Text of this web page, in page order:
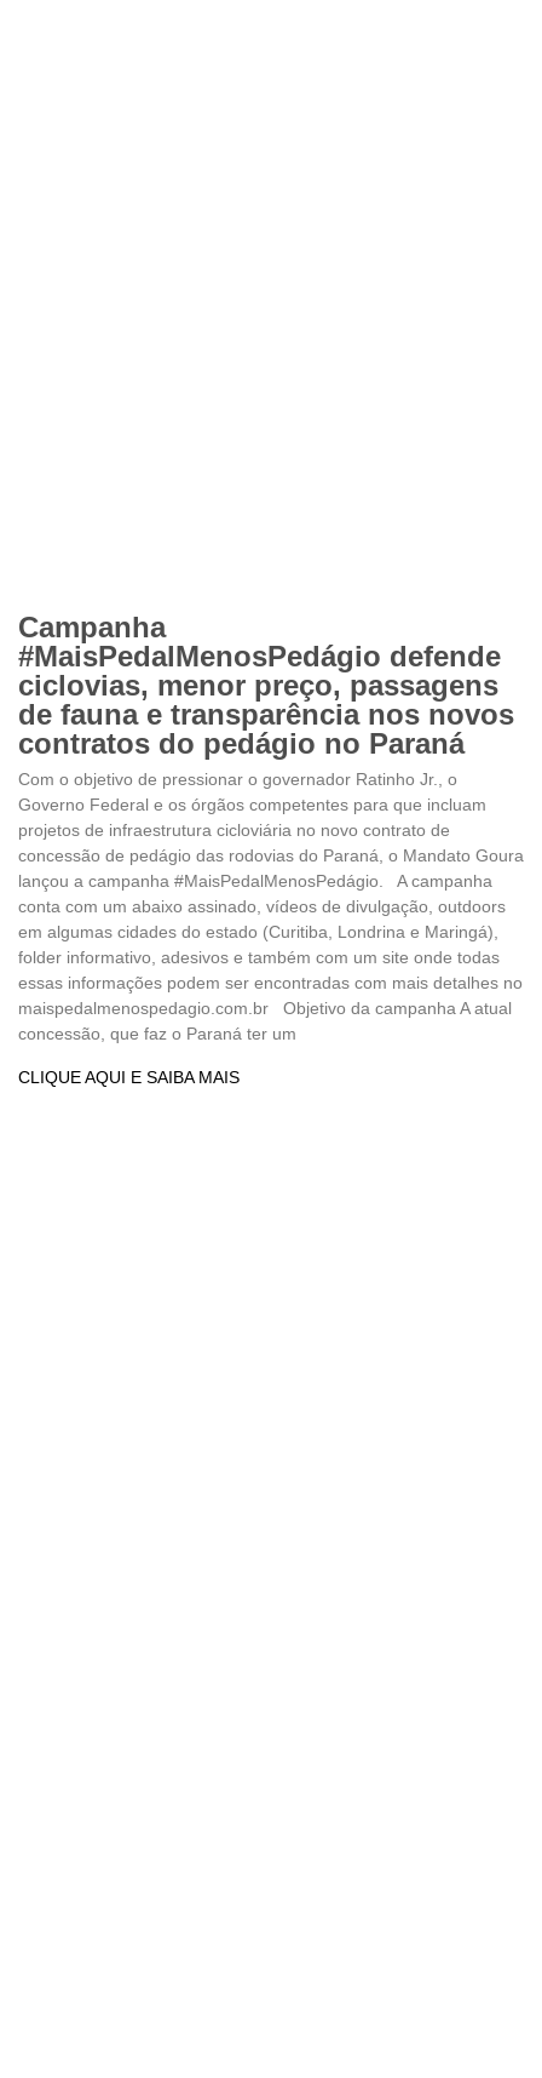
Campanha
#MaisPedalMenosPedágio defende
ciclovias, menor preço, passagens
de fauna e transparência nos novos
contratos do pedágio no Paraná
Com o objetivo de pressionar o governador Ratinho Jr., o
Governo Federal e os órgãos competentes para que incluam
projetos de infraestrutura cicloviária no novo contrato de
concessão de pedágio das rodovias do Paraná, o Mandato Goura
lançou a campanha #MaisPedalMenosPedágio. A campanha
conta com um abaixo assinado, vídeos de divulgação, outdoors
em algumas cidades do estado (Curitiba, Londrina e Maringá),
folder informativo, adesivos e também com um site onde todas
essas informações podem ser encontradas com mais detalhes no
maispedalmenospedagio.com.br Objetivo da campanha A atual
concessão, que faz o Paraná ter um
CLIQUE AQUI E SAIBA MAIS